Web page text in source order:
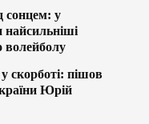
сонцем: у
волейболу
скорботі: пішов
Юрій